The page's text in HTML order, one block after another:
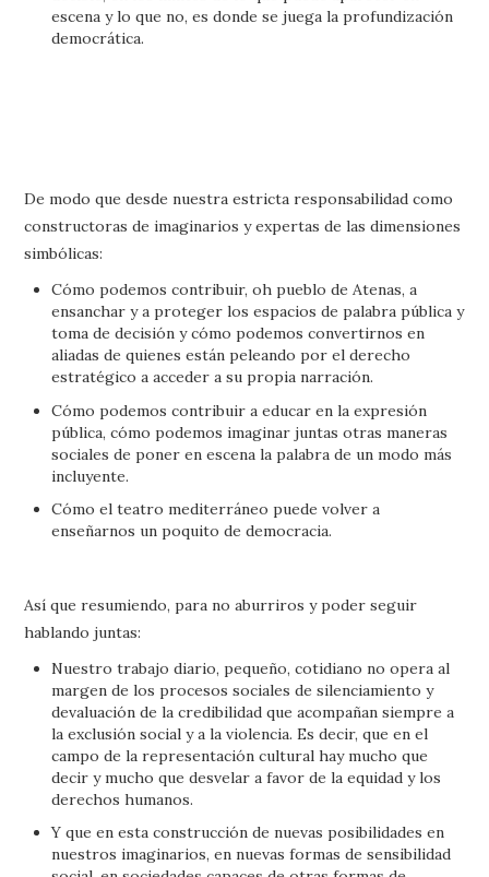
escena y lo que no, es donde se juega la profundización
democrática.
De modo que desde nuestra estricta responsabilidad como
constructoras de imaginarios y expertas de las dimensiones
simbólicas:
Cómo podemos contribuir, oh pueblo de Atenas, a
ensanchar y a proteger los espacios de palabra pública y
toma de decisión y cómo podemos convertirnos en
aliadas de quienes están peleando por el derecho
estratégico a acceder a su propia narración.
Cómo podemos contribuir a educar en la expresión
pública, cómo podemos imaginar juntas otras maneras
sociales de poner en escena la palabra de un modo más
incluyente.
Cómo el teatro mediterráneo puede volver a
enseñarnos un poquito de democracia.
Así que resumiendo, para no aburriros y poder seguir
hablando juntas:
Nuestro trabajo diario, pequeño, cotidiano no opera al
margen de los procesos sociales de silenciamiento y
devaluación de la credibilidad que acompañan siempre a
la exclusión social y a la violencia. Es decir, que en el
campo de la representación cultural hay mucho que
decir y mucho que desvelar a favor de la equidad y los
derechos humanos.
Y que en esta construcción de nuevas posibilidades en
nuestros imaginarios, en nuevas formas de sensibilidad